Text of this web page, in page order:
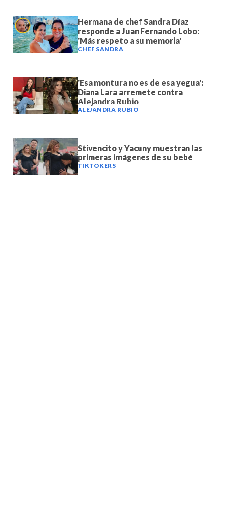
Hermana de chef Sandra Díaz
responde a Juan Fernando Lobo:
'Más respeto a su memoria'
CHEF SANDRA
'Esa montura no es de esa yegua':
Diana Lara arremete contra
Alejandra Rubio
ALEJANDRA RUBIO
Stivencito y Yacuny muestran las
primeras imágenes de su bebé
TIKTOKERS